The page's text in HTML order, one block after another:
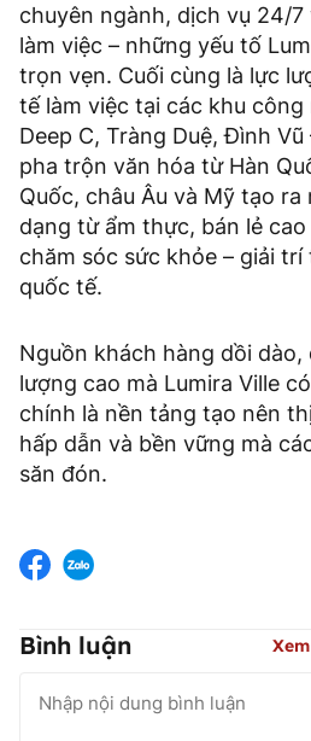
chuyên ngành, dịch vụ 24/
làm việc – những yếu tố
trọn vẹn. Cuối cùng là lực
tế làm việc tại các khu
Deep C, Tràng Duệ, Đình
pha trộn văn hóa từ Hàn
Quốc, châu Âu và Mỹ tạo ra
dạng từ ẩm thực, bán lẻ
chăm sóc sức khỏe – giải
quốc tế.
Nguồn khách hàng dồi dào,
lượng cao mà Lumira Ville
chính là nền tảng tạo nên
hấp dẫn và bền vững mà
săn đón.
Bình luận